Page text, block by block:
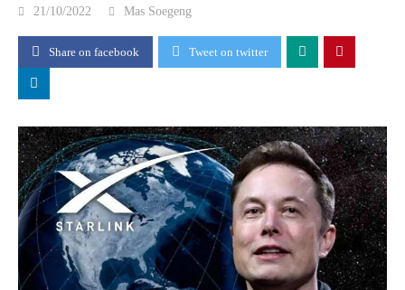
21/10/2022 Mas Soegeng
Share on facebook Tweet on twitter